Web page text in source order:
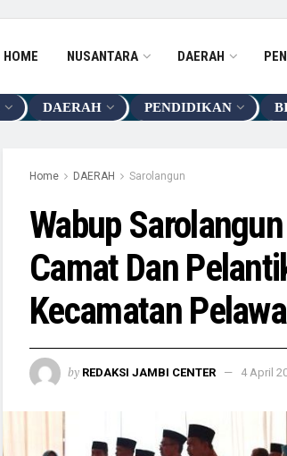
HOME NUSANTARA DAERAH
DAERAH PENDIDIKAN
Home DAERAH Sarolangun
Wabup
Camat Dan
Kecamatan
by REDAKSI JAMBI CENTER 4 April